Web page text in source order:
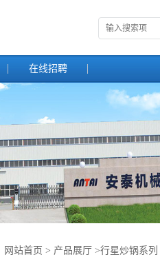
在线招聘
网站首页 > 产品展厅 >行星炒锅系列